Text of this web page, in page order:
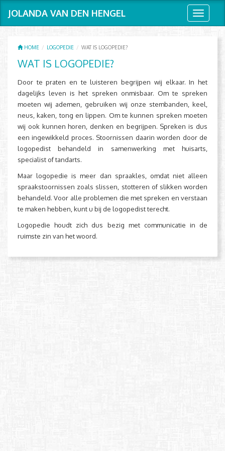
Toggle
JOLANDA VAN DEN HENGEL
HOME LOGOPEDIE WAT IS LOGOPEDIE?
WAT IS LOGOPEDIE?
Door te praten en te luisteren begrijpen wij elkaar. In het
dagelijks leven is het spreken onmisbaar. Om te spreken
moeten wij ademen, gebruiken wij onze stembanden, keel,
neus, kaken, tong en lippen. Om te kunnen spreken moeten
wij ook kunnen horen, denken en begrijpen. Spreken is dus
een ingewikkeld proces. Stoornissen daarin worden door de
logopedist behandeld in samenwerking met huisarts,
specialist of tandarts.
Maar logopedie is meer dan spraakles, omdat niet alleen
spraakstoornissen zoals slissen, stotteren of slikken worden
behandeld. Voor alle problemen die met spreken en verstaan
te maken hebben, kunt u bij de logopedist terecht.
Logopedie houdt zich dus bezig met communicatie in de
ruimste zin van het woord.